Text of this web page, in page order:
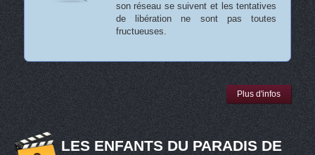
son réseau se suivent et les tentatives
de libération ne sont pas toutes
fructueuses.
Plus d'infos
LES ENFANTS DU PARADIS DE